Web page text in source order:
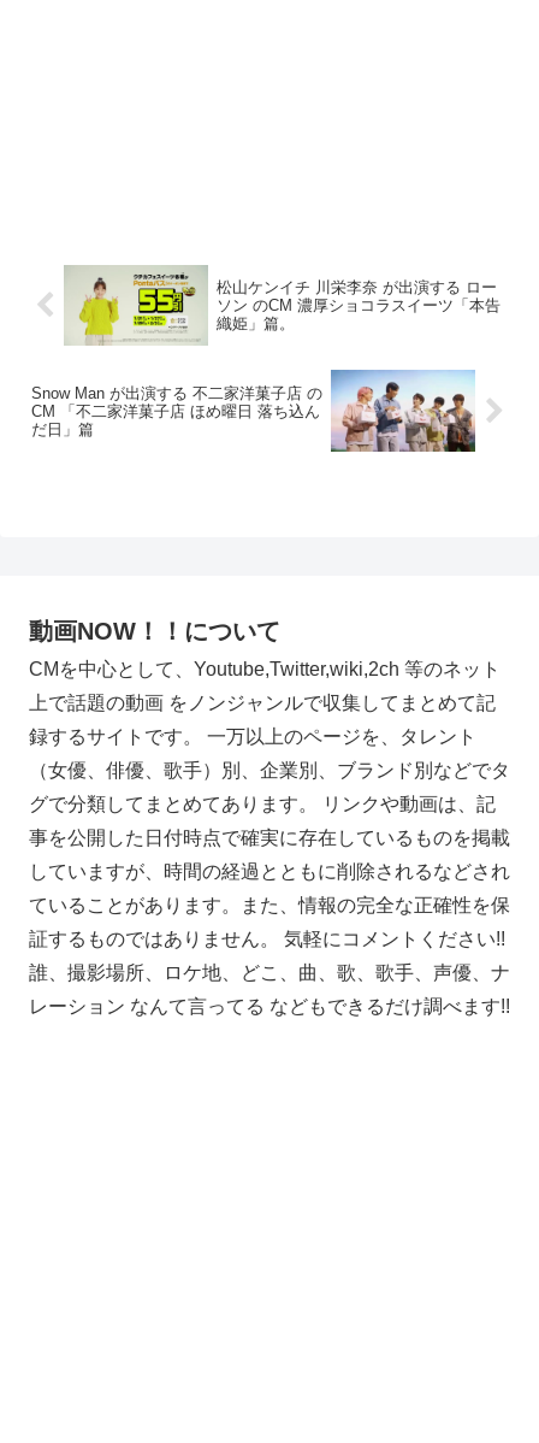
松山ケンイチ 川栄李奈 が出演する ロー
ソン のCM 濃厚ショコラスイーツ「本告
織姫」篇。
Snow Man が出演する 不二家洋菓子店 の
CM 「不二家洋菓子店 ほめ曜日 落ち込ん
だ日」篇
動画NOW！！について
CMを中心として、Youtube,Twitter,wiki,2ch 等のネット
上で話題の動画 をノンジャンルで収集してまとめて記
録するサイトです。 一万以上のページを、タレント
（女優、俳優、歌手）別、企業別、ブランド別などでタ
グで分類してまとめてあります。 リンクや動画は、記
事を公開した日付時点で確実に存在しているものを掲載
していますが、時間の経過とともに削除されるなどされ
ていることがあります。また、情報の完全な正確性を保
証するものではありません。 気軽にコメントください!!
誰、撮影場所、ロケ地、どこ、曲、歌、歌手、声優、ナ
レーション なんて言ってる などもできるだけ調べます!!